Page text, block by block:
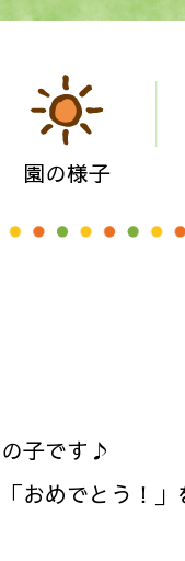
園の様子
子です♪
おめでとう！」